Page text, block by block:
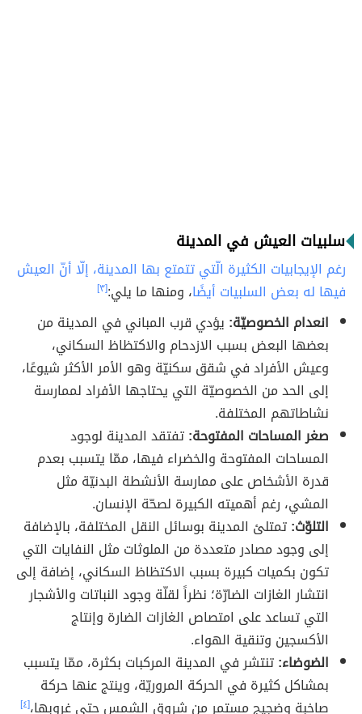
سلبيات العيش في المدينة
رغم الإيجابيات الكثيرة الّتي تتمتع بها المدينة، إلّا أنّ العيش
فيها له بعض السلبيات أيضًا، ومنها ما يلي:[٣]
انعدام الخصوصيّة: يؤدي قرب المباني في المدينة من
بعضها البعض بسبب الازدحام والاكتظاظ السكاني،
وعيش الأفراد في شقق سكنيّة وهو الأمر الأكثر شيوعًا،
إلى الحد من الخصوصيّة التي يحتاجها الأفراد لممارسة
نشاطاتهم المختلفة.
صغر المساحات المفتوحة:تفتقد المدينة لوجود
المساحات المفتوحة والخضراء فيها، ممّا يتسبب بعدم
قدرة الأشخاص على ممارسة الأنشطة البدنيّة مثل
المشي، رغم أهميته الكبيرة لصحّة الإنسان.
التلوّث:تمتلئ المدينة بوسائل النقل المختلفة، بالإضافة
إلى وجود مصادر متعددة من الملوثات مثل النفايات التي
تكون بكميات كبيرة بسبب الاكتظاظ السكاني، إضافة إلى
انتشار الغازات الضارّة؛ نظراً لقلّة وجود النباتات والأشجار
التي تساعد على امتصاص الغازات الضارة وإنتاج
الأكسجين وتنقية الهواء.
الضوضاء:تنتشر في المدينة المركبات بكثرة، ممّا يتسبب
بمشاكل كثيرة في الحركة المروريّة، وينتج عنها حركة
صاخبة وضجيج مستمر من شروق الشمس حتى غروبها،[٤]